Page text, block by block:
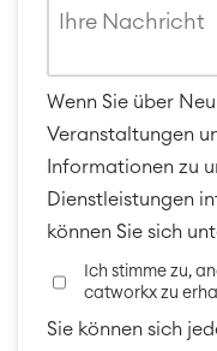
Wenn Sie über
Veranstaltungen
Informationen zu
Dienstleistungen
können Sie sich
Ich stimme zu,
catworkx zu
Sie können sich